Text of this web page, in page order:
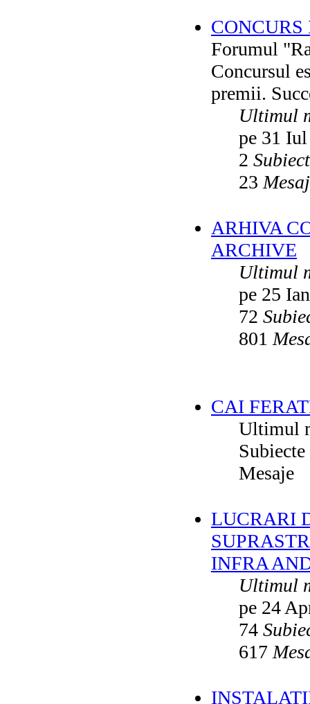
Forumul
Concursul
premii.
Ultimul
pe 31
2
23
ARHIVA
ARCHIVE
Ultimul
pe 25
72
801
CAI
Ultimul
Subiecte
Mesaje
LUCRARI
INFRA
Ultimul
pe 24
74
617